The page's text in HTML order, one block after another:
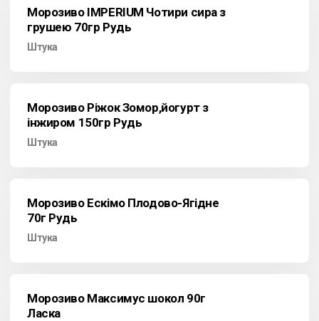
Морозиво IMPERIUM Чотири сира з
грушею 70гр Рудь
Штука
Морозиво Ріжок Зомор,йогурт з
інжиром 150гр Рудь
Штука
Морозиво Ескімо Плодово-Ягідне
70г Рудь
Штука
Морозиво Максимус шокол 90г
Ласка